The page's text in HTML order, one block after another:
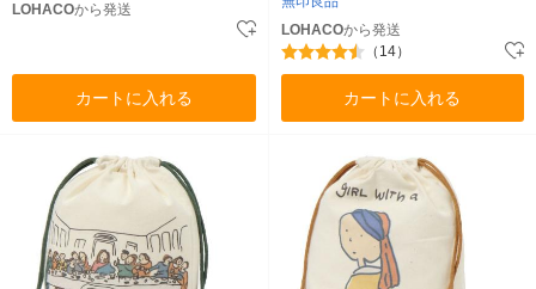
LOHACOから発送
カートに入れる
LOHACOから発送
（14）
カートに入れる